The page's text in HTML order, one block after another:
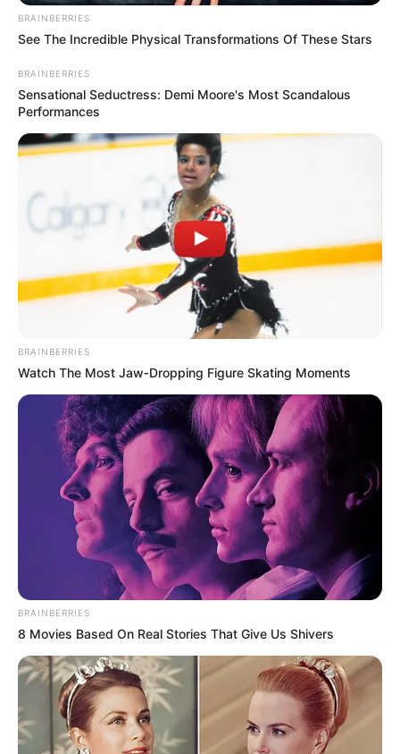
ΣΟΚ: Γυναίκα έπεσε από την υψηλή γέφυρα
Χαλκίδας
Εύβοια: Θλίψη για γνωστό επαγγελματία που
έφυγε ξαφνικά από την ζωή
Εύβοια: Θλίψη για γνωστό επαγγελματία που
Ακολουθήστε το evianews.com στο
News
ΤΑ ΠΙΟ ΔΗΜΟΦΙΛΗ
BRAINBERRIES
See The Incredible Physical Transformations Of These Stars
BRAINBERRIES
Sensational Seductress: Demi Moore's Most Scandalous
Performances
BRAINBERRIES
Watch The Most Jaw‑Dropping Figure Skating Moments
BRAINBERRIES
8 Movies Based On Real Stories That Give Us Shivers